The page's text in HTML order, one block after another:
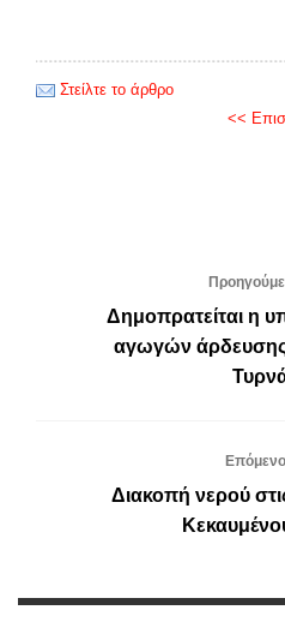
Στείλτε το άρθρο
<<
Δημοπρατείται η
αγωγών
Διακοπή νερού